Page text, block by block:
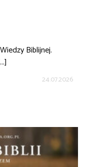
Biblijnej.
24.07.2026